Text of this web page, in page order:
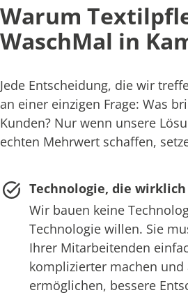
Warum
WaschMal in
Jede Entscheidung, die wir
an einer einzigen Frage: Was
Kunden? Nur wenn unsere
echten Mehrwert schaffen,
Technologie, die
Wir bauen keine
Technologie willen. Sie
Ihrer Mitarbeitenden
komplizierter machen und
ermöglichen, bessere